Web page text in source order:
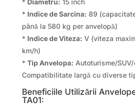
* Diametru: 15 inch
* Indice de Sarcina: 89
până la 580 kg per anvelopă)
* Indice de Viteza: V (viteza
km/h)
* Tip Anvelopa: Autoturisme/
Compatibilitate largă cu diverse
Beneficiile Utilizării
TA01: